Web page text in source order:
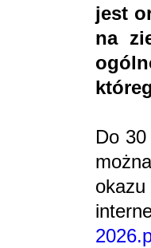
jest
na
Do
okazu